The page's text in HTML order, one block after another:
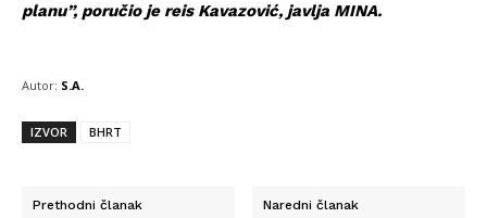
planu”, poručio je reis Kavazović, javlja MINA.
Autor: S.A.
IZVOR BHRT
Prethodni članak Naredni članak